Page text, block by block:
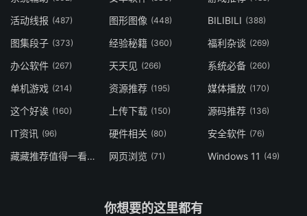
活动线报 (487) 图形图像 (448) BILIBILI (388)
图集段子 (373) 经验秘籍 (360) 福利杂谈 (269)
办公软件 (267) 天天见 (266) 系统必备 (260)
单机游戏 (214) 资源推荐 (195) 媒体播放 (170)
这个好诶 (160) 上传下载 (150) 源码推荐 (136)
IT资讯 (96) 硬件相关 (80) 安全软件 (76)
藏藏推荐值得一看 网页浏览 (71) Windows 11 (49)
你想要的这里都有